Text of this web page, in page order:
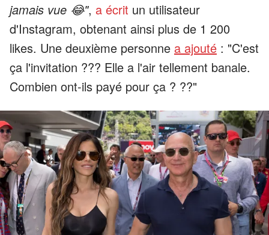
jamais vue 😂", a écrit un utilisateur
d'Instagram, obtenant ainsi plus de 1 200
likes. Une deuxième personne a ajouté : "C'est
ça l'invitation ??? Elle a l'air tellement banale.
Combien ont-ils payé pour ça ? ??"